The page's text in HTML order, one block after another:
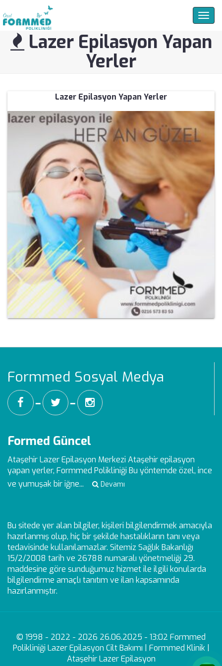
Lazer Epilasyon Yapan
Yerler
Lazer Epilasyon Yapan Yerler
Formmed Sosyal Medya
━ ━
Formed Güncel
Ataşehir Lazer Epilasyon Merkezi Ataşehir epilasyon
yapan yerler, Formmed Polikliniği Bu yöntemde özel, ince
ve yumuşak bir iğne...
Devamı
Bu sitede yer alan bilgiler, kişileri bilgilendirmek amacıyla
hazırlanmış olup, hiç bir şekilde hastalıkların tanı veya
tedavisinde kullanılamazlar. Sitemiz Sağlık Bakanlığı
15/2/2008 tarih ve 26788 numaralı yönetmeliği 29.
maddesine göre sunduğumuz hizmet ile ilgili konularda
bilgilendirme amaçlı tanıtım ve ilan kapsamında
hazırlanmıştır.
© 1998 - 2022 - 2026 26.06.2025 - 13:02 Formmed
Polikliniği Lazer Epilasyon Cilt Bakımı | Formmed Klinik |
Ataşehir Lazer Epilasyon